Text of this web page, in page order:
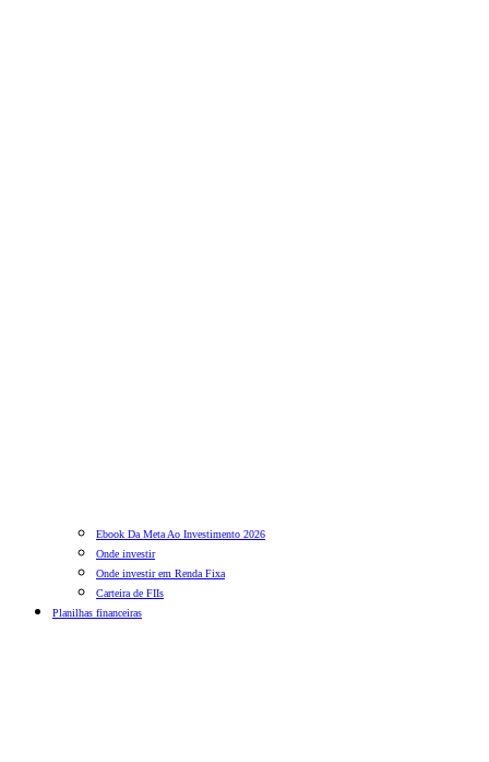
Ebook Da Meta Ao Investimento 2026
Onde investir
Onde investir em Renda Fixa
Carteira de FIIs
Planilhas financeiras